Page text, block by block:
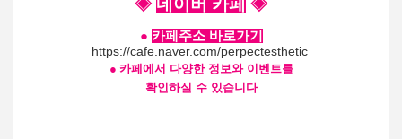
◈ 네이버 카페 ◈
● 카페주소 바로가기
https://cafe.naver.com/perpectesthetic
● 카페에서 다양한 정보와 이벤트를
확인하실 수 있습니다